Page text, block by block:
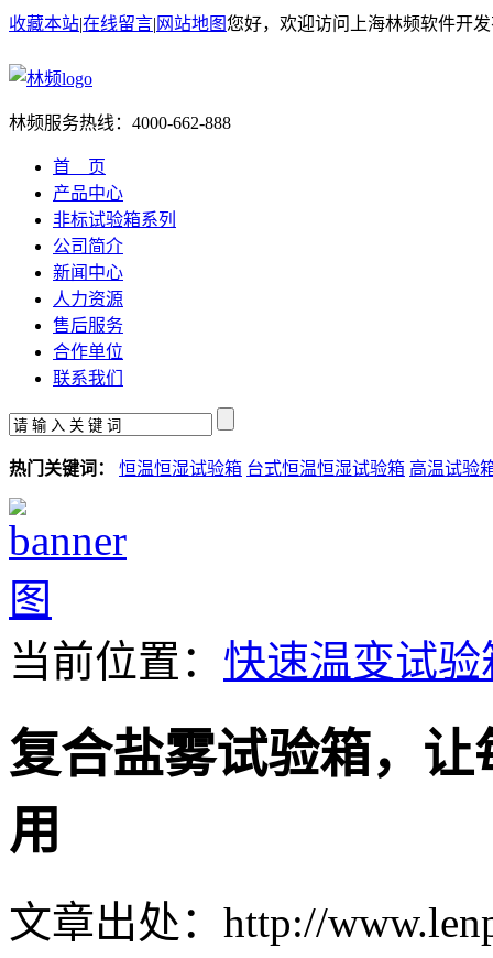
收藏本站|在线留言| 网站地图您好，欢迎访问上海林频软件开
林频服务热线： 4000-662-888
首 页
产品中心
非标试验箱系列
公司简介
新闻中心
人力资源
售后服务
合作单位
联系我们
热门关键词： 恒温恒湿试验箱 台式恒温恒湿试验箱 高温试验
当前位置： 快速温变试验
复合盐雾试验箱，
用
文章出处：http://